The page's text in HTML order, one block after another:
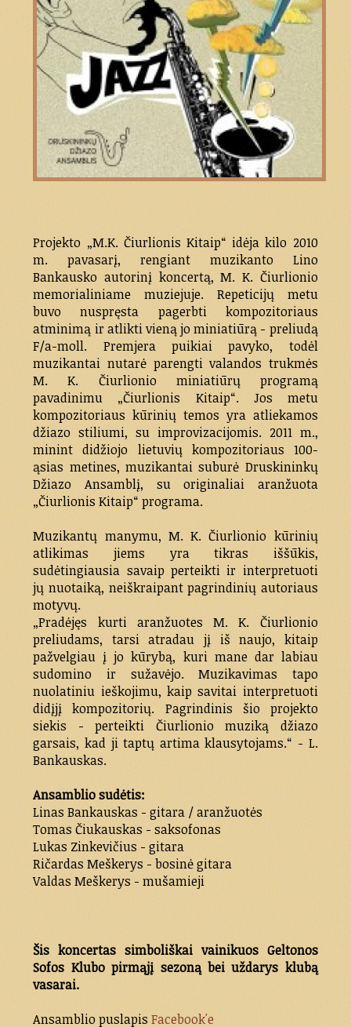
Projekto „M.K. Čiurlionis Kitaip“ idėja kilo 2010
m. pavasarį, rengiant muzikanto Lino
Bankausko autorinį koncertą, M. K. Čiurlionio
memorialiniame muziejuje. Repeticijų metu
buvo nuspręsta pagerbti kompozitoriaus
atminimą ir atlikti vieną jo miniatiūrą - preliudą
F/a-moll. Premjera puikiai pavyko, todėl
muzikantai nutarė parengti valandos trukmės
M. K. Čiurlionio miniatiūrų programą
pavadinimu „Čiurlionis Kitaip“. Jos metu
kompozitoriaus kūrinių temos yra atliekamos
džiazo stiliumi, su improvizacijomis. 2011 m.,
minint didžiojo lietuvių kompozitoriaus 100-
ąsias metines, muzikantai suburė Druskininkų
Džiazo Ansamblį, su originaliai aranžuota
„Čiurlionis Kitaip“ programa.
Muzikantų manymu, M. K. Čiurlionio kūrinių
atlikimas jiems yra tikras iššūkis,
sudėtingiausia savaip perteikti ir interpretuoti
jų nuotaiką, neiškraipant pagrindinių autoriaus
motyvų.
„Pradėjęs kurti aranžuotes M. K. Čiurlionio
preliudams, tarsi atradau jį iš naujo, kitaip
pažvelgiau į jo kūrybą, kuri mane dar labiau
sudomino ir sužavėjo. Muzikavimas tapo
nuolatiniu ieškojimu, kaip savitai interpretuoti
didįjį kompozitorių. Pagrindinis šio projekto
siekis - perteikti Čiurlionio muziką džiazo
garsais, kad ji taptų artima klausytojams.“ - L.
Bankauskas.
Ansamblio sudėtis:
Linas Bankauskas - gitara / aranžuotės
Tomas Čiukauskas - saksofonas
Lukas Zinkevičius - gitara
Ričardas Meškerys - bosinė gitara
Valdas Meškerys - mušamieji
Šis koncertas simboliškai vainikuos Geltonos
Sofos Klubo pirmąjį sezoną bei uždarys klubą
vasarai.
Ansamblio puslapisFacebook'e